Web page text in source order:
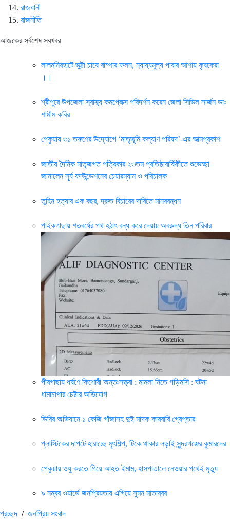
রাজধানী
রাজনীতি
আজকের সর্বশেষ সবখবর
লালমনিরহাটে ভুট্টা চাষে বাম্পার ফলন, ন্যায্যমুল্য পাবার আশায় কৃষকেরা
।।
শ্রীপুরে উপজেলা স্বাস্থ্য কমপ্লেক্স পরিদর্শন করেন জেলা সিভিল সার্জন ডাঃ
শামীম কবির
পেকুয়ায় ৩১ তরুণের উদ্যোগে ‘মাতৃভূমি কল্যাণ পরিষদ’-এর আত্মপ্রকাশ
জাতীয় দৈনিক মাতৃজগত পত্রিকার ২৩তম প্রতিষ্ঠাবার্ষিকীতে শুভেচ্ছা
জানালেন সূর্য ফাউন্ডেশনের চেয়ারম্যান ও পরিচালক
তুহিন হত্যার এক বছর, দ্রুত বিচারের দাবিতে মানববন্ধন
পাইকগাছায় শতবর্ষের পথ হঠাৎ বন্ধ করে দেয়ায় অবরুদ্ধ তিন পরিবার
পীরগাছায় ধর্ষণে কিশোরী অন্তঃসত্ত্বা : মামলা নিতে গড়িমসি : ঘটনা
ধামাচাপার চেষ্টার অভিযোগ
ডিবির অভিযানে ১ কেজি গাঁজাসহ দুই মাদক কারবারি গ্রেপ্তার
প্লাস্টিকের দাপটে হারাচ্ছে মৃৎশিল্প, টিকে থাকার লড়াই সুন্দরগঞ্জের কুমারদের
পেকুয়ায় ওযু করতে গিয়ে আহত ইমাম, হাসপাতালে নেওয়ার পথেই মৃত্যু
৯ নম্বর ওয়ার্ডে জনপ্রিয়তায় এগিয়ে সুমন মাতাব্বর
প্রচ্ছদ / জনপ্রিয় সংবাদ